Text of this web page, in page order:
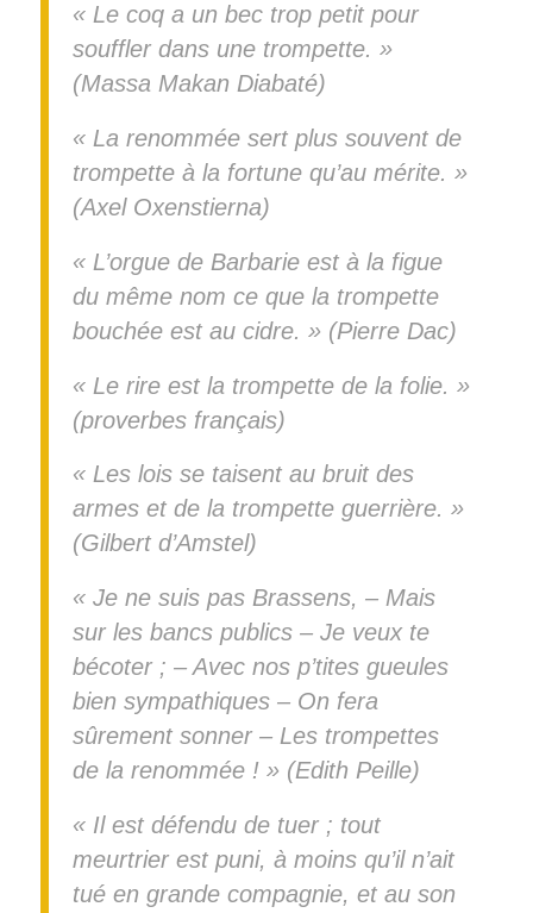
« Le coq a un bec trop petit pour
souffler dans une trompette. »
(Massa Makan Diabaté)
« La renommée sert plus souvent de
trompette à la fortune qu’au mérite. »
(Axel Oxenstierna)
« L’orgue de Barbarie est à la figue
du même nom ce que la trompette
bouchée est au cidre. » (Pierre Dac)
« Le rire est la trompette de la folie. »
(proverbes français)
« Les lois se taisent au bruit des
armes et de la trompette guerrière. »
(Gilbert d’Amstel)
« Je ne suis pas Brassens, – Mais
sur les bancs publics – Je veux te
bécoter ; – Avec nos p’tites gueules
bien sympathiques – On fera
sûrement sonner – Les trompettes
de la renommée ! » (Edith Peille)
« Il est défendu de tuer ; tout
meurtrier est puni, à moins qu’il n’ait
tué en grande compagnie, et au son